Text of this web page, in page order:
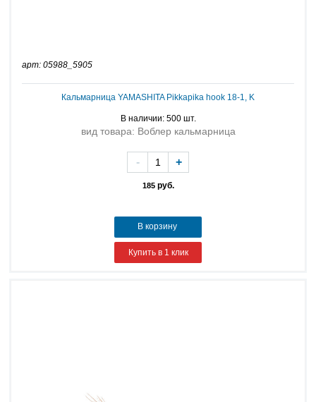
арт: 05988_5905
Кальмарница YAMASHITA Pikkapika hook 18-1, K
В наличии: 500 шт.
вид товара: Воблер кальмарница
185руб.
- +
В корзину
Купить в 1 клик